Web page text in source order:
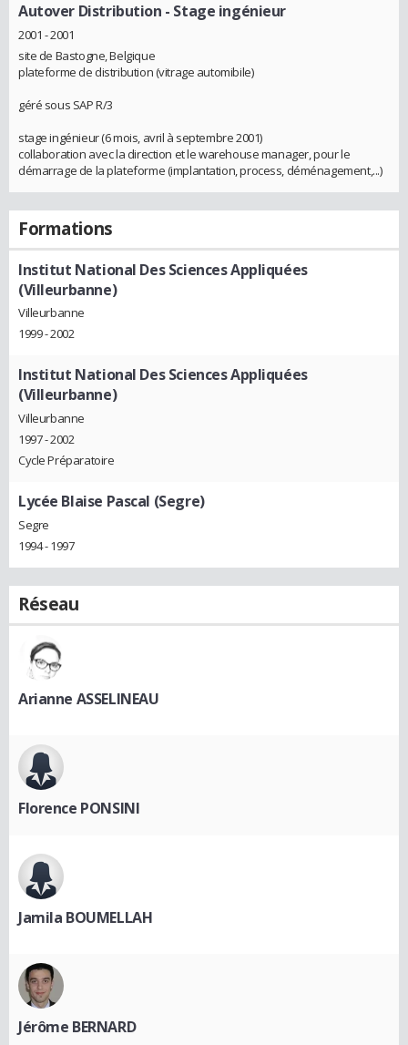
Autover Distribution - Stage ingénieur
2001 - 2001
site de Bastogne, Belgique
plateforme de distribution (vitrage automibile)
géré sous SAP R/3
stage ingénieur (6 mois, avril à septembre 2001)
collaboration avec la direction et le warehouse manager, pour le
démarrage de la plateforme (implantation, process, déménagement,...)
Formations
Institut National Des Sciences Appliquées
(Villeurbanne)
Villeurbanne
1999 - 2002
Institut National Des Sciences Appliquées
(Villeurbanne)
Villeurbanne
1997 - 2002
Cycle Préparatoire
Lycée Blaise Pascal (Segre)
Segre
1994 - 1997
Réseau
Arianne ASSELINEAU
Florence PONSINI
Jamila BOUMELLAH
Jérôme BERNARD